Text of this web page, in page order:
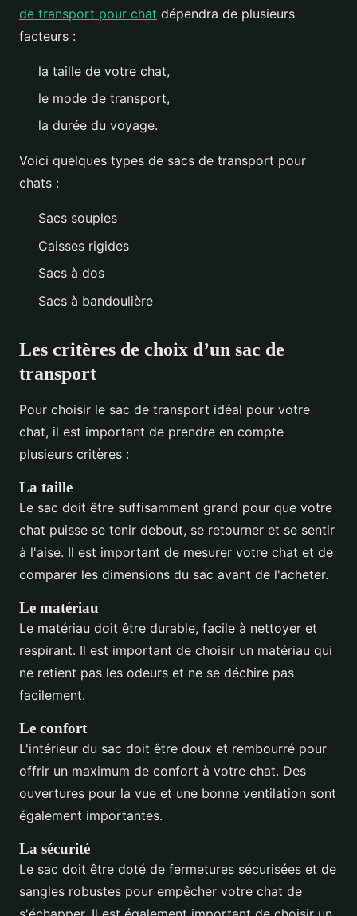
de transport pour chat dépendra de plusieurs
facteurs :
la taille de votre chat,
le mode de transport,
la durée du voyage.
Voici quelques types de sacs de transport pour
chats :
Sacs souples
Caisses rigides
Sacs à dos
Sacs à bandoulière
Les critères de choix d’un sac de
transport
Pour choisir le sac de transport idéal pour votre
chat, il est important de prendre en compte
plusieurs critères :
La taille
Le sac doit être suffisamment grand pour que votre
chat puisse se tenir debout, se retourner et se sentir
à l'aise. Il est important de mesurer votre chat et de
comparer les dimensions du sac avant de l'acheter.
Le matériau
Le matériau doit être durable, facile à nettoyer et
respirant. Il est important de choisir un matériau qui
ne retient pas les odeurs et ne se déchire pas
facilement.
Le confort
L'intérieur du sac doit être doux et rembourré pour
offrir un maximum de confort à votre chat. Des
ouvertures pour la vue et une bonne ventilation sont
également importantes.
La sécurité
Le sac doit être doté de fermetures sécurisées et de
sangles robustes pour empêcher votre chat de